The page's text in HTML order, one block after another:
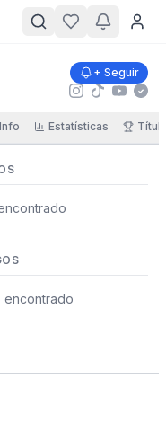
+ Seguir
Info Estatísticas
encontrado